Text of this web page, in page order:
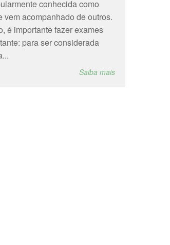
conhecida como
vem acompanhado de outros.
é importante fazer exames
para ser considerada
Saiba mais